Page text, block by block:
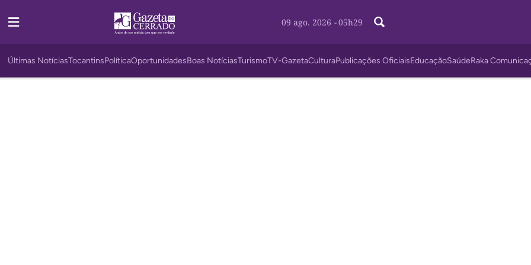
09 ago. 2026 - 05h29
Últimas NotíciasTocantinsPolíticaOportunidadesBoas NotíciasTurismoTV-GazetaCulturaPublicações OficiaisEducaçãoSaúdeRaka